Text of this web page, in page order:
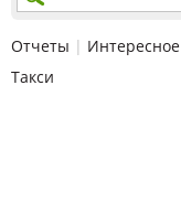
Отчеты | Интересное
Такси